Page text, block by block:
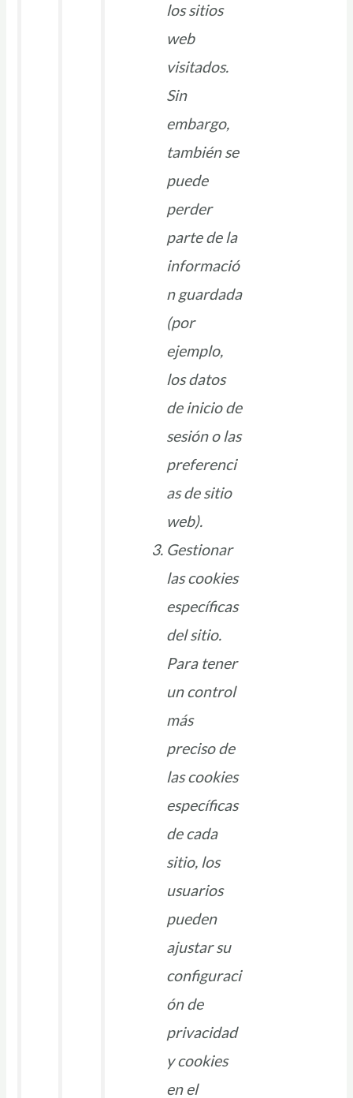
los sitios
web
visitados.
Sin
embargo,
también se
puede
perder
parte de la
informació
n guardada
(por
ejemplo,
los datos
de inicio de
sesión o las
preferenci
as de sitio
web).
Gestionar
las cookies
específicas
del sitio.
Para tener
un control
más
preciso de
las cookies
específicas
de cada
sitio, los
usuarios
pueden
ajustar su
configuraci
ón de
privacidad
y cookies
en el